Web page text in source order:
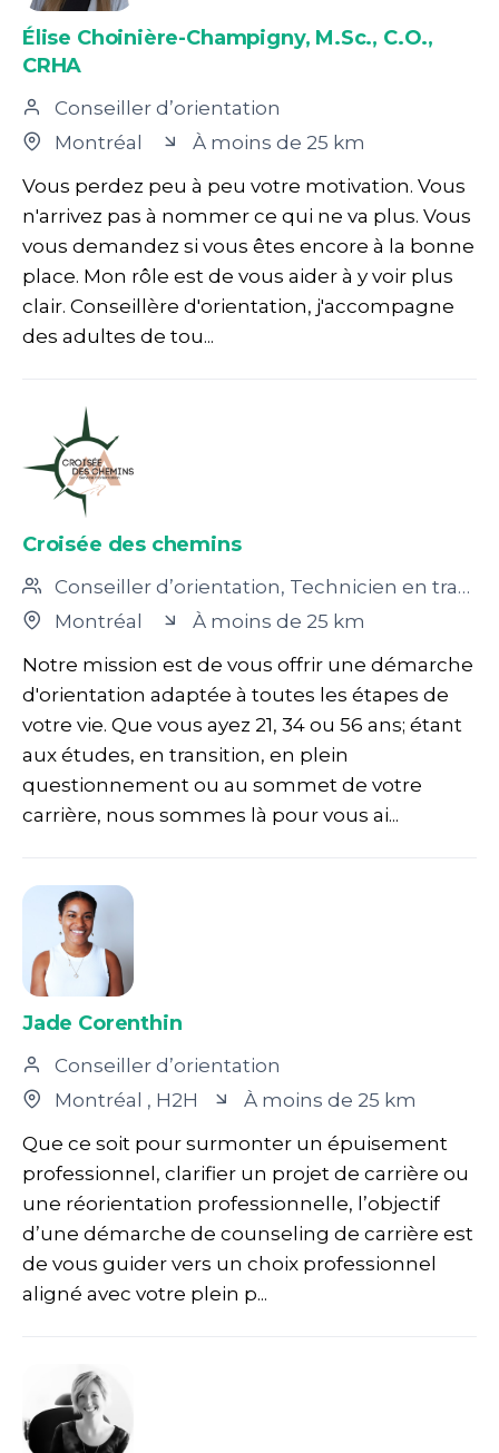
Élise Choinière-Champigny, M.Sc., C.O.,
CRHA
Conseiller d’orientation
Montréal
À moins de 25 km
Vous perdez peu à peu votre motivation. Vous
n'arrivez pas à nommer ce qui ne va plus. Vous
vous demandez si vous êtes encore à la bonne
place. Mon rôle est de vous aider à y voir plus
clair. Conseillère d'orientation, j'accompagne
des adultes de tou...
Croisée des chemins
Conseiller d’orientation, Technicien en travail social
Montréal
À moins de 25 km
Notre mission est de vous offrir une démarche
d'orientation adaptée à toutes les étapes de
votre vie. Que vous ayez 21, 34 ou 56 ans; étant
aux études, en transition, en plein
questionnement ou au sommet de votre
carrière, nous sommes là pour vous ai...
Jade Corenthin
Conseiller d’orientation
Montréal , H2H
À moins de 25 km
Que ce soit pour surmonter un épuisement
professionnel, clarifier un projet de carrière ou
une réorientation professionnelle, l’objectif
d’une démarche de counseling de carrière est
de vous guider vers un choix professionnel
aligné avec votre plein p...